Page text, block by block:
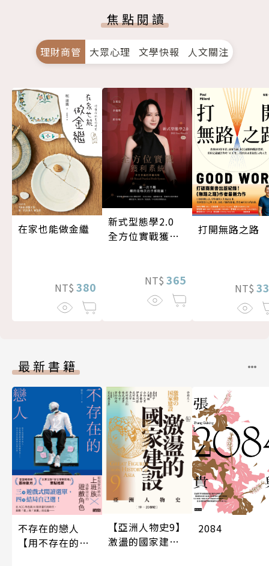
焦點閱讀
理財商管 大眾心理 文學快報 人文關注
在家也能做金繼
NT$ 380
新式型態學2.0
全方位實戰獲利
NT$ 365
打開無路之路
NT$
最新書籍
不存在的戀人
【用不存在的
【亞洲人物史9】
激盪的國家建設
2084